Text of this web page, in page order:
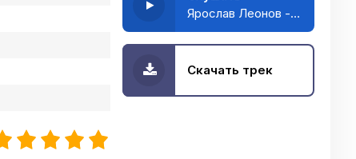
Ярослав Леонов - Ты красивая
Скачать трек